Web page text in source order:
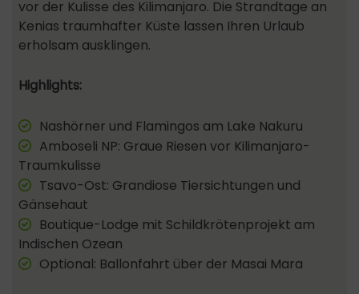
vor der Kulisse des Kilimanjaro. Die Strandtage an
Kenias traumhafter Küste lassen Ihren Urlaub
erholsam ausklingen.
Highlights:
Nashörner und Flamingos am Lake Nakuru
Amboseli NP: Graue Riesen vor Kilimanjaro-
Traumkulisse
Tsavo-Ost: Grandiose Tiersichtungen und
Gänsehaut
Boutique-Lodge mit Schildkrötenprojekt am
Indischen Ozean
Optional: Ballonfahrt über der Masai Mara